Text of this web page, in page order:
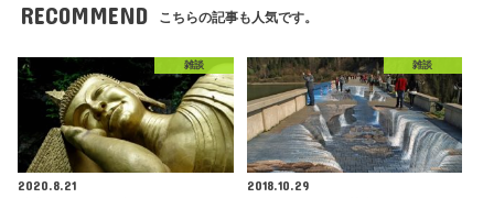
RECOMMEND こちらの記事も人気です。
雑談
2020.8.21
雑談
2018.10.29